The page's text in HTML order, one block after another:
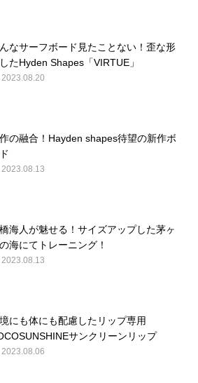
なサーフボード見たことない！歪な形
たHyden Shapes「VIRTUE」
2023.08.20
の融合！Hayden shapes待望の新作ボ
2023.08.13
海人が魅せる！サイズアップした茅ヶ
海にてトレーニング！
2023.08.13
にも体にも配慮したリップ専用
サンクリーンリップ
2023.08.06